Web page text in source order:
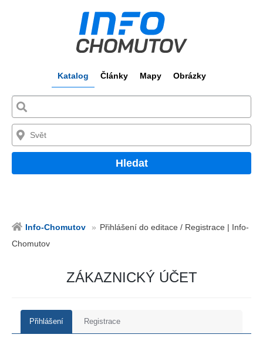
Katalog Články Mapy Obrázky
Hledat
Info-Chomutov
Přihlášení do editace / Registrace | Info-
Chomutov
ZÁKAZNICKÝ ÚČET
Přihlášení Registrace